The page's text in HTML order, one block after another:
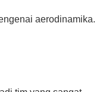
aerodinamika.